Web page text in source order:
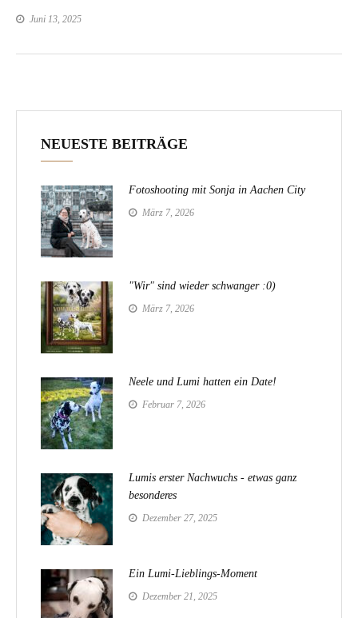
Juni 13, 2025
NEUESTE BEITRÄGE
Fotoshooting mit Sonja in Aachen City
März 7, 2026
"Wir" sind wieder schwanger :0)
März 7, 2026
Neele und Lumi hatten ein Date!
Februar 7, 2026
Lumis erster Nachwuchs - etwas ganz
besonderes
Dezember 27, 2025
Ein Lumi-Lieblings-Moment
Dezember 21, 2025